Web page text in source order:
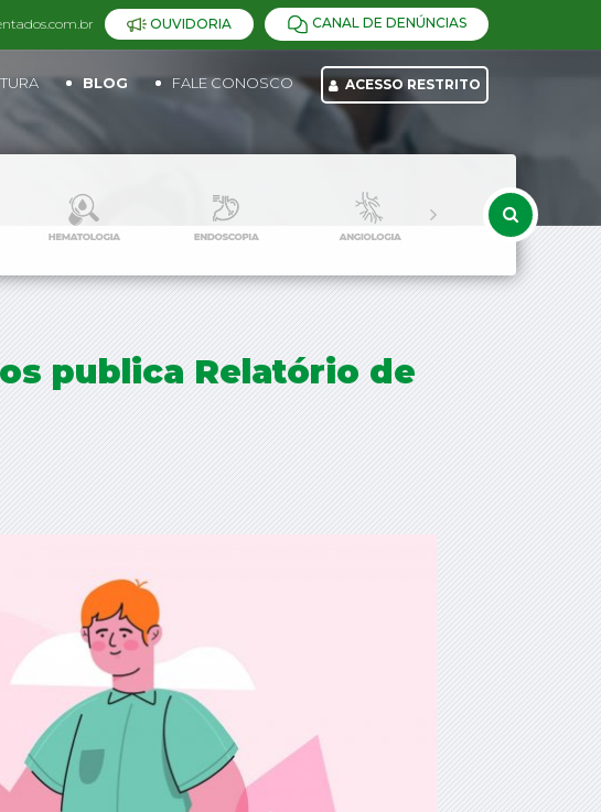
OUVIDORIA CANAL DE DENÚNCIAS
BLOG FALE CONOSCO ACESSO RESTRITO
publica Relatório de